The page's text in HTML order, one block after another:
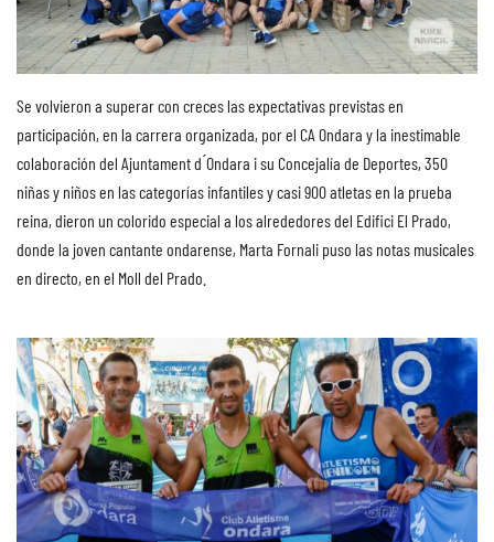
Se volvieron a superar con creces las expectativas previstas en
participación, en la carrera organizada, por el CA Ondara y la inestimable
colaboración del Ajuntament d ́Ondara i su Concejalía de Deportes, 350
niñas y niños en las categorías infantiles y casi 900 atletas en la prueba
reina, dieron un colorido especial a los alrededores del Edifici El Prado,
donde la joven cantante ondarense, Marta Fornali puso las notas musicales
en directo, en el Moll del Prado.